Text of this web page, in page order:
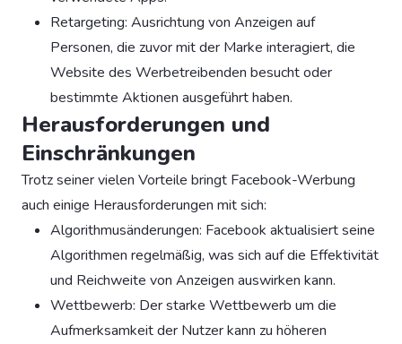
Retargeting: Ausrichtung von Anzeigen auf
Personen, die zuvor mit der Marke interagiert, die
Website des Werbetreibenden besucht oder
bestimmte Aktionen ausgeführt haben.
Herausforderungen und
Einschränkungen
Trotz seiner vielen Vorteile bringt Facebook-Werbung
auch einige Herausforderungen mit sich:
Algorithmusänderungen: Facebook aktualisiert seine
Algorithmen regelmäßig, was sich auf die Effektivität
und Reichweite von Anzeigen auswirken kann.
Wettbewerb: Der starke Wettbewerb um die
Aufmerksamkeit der Nutzer kann zu höheren